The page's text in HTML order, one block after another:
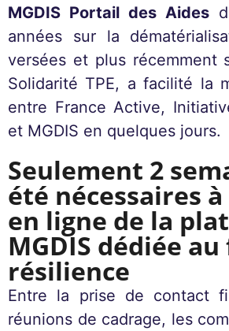
MGDIS Portail des Aides
années sur la
versées et plus récemment
Solidarité TPE, a facilité la
entre France Active,
et MGDIS en quelques jours.
Seulement 2
été nécessaires
en ligne de la
MGDIS dédiée
résilience
Entre la prise de contact
réunions de cadrage, les